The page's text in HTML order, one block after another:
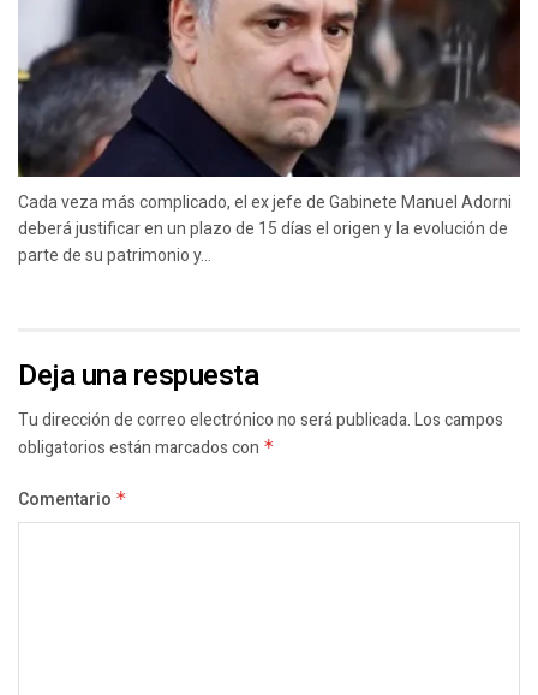
Cada veza más complicado, el ex jefe de Gabinete Manuel Adorni
deberá justificar en un plazo de 15 días el origen y la evolución de
parte de su patrimonio y...
Deja una respuesta
Tu dirección de correo electrónico no será publicada.Los campos
obligatorios están marcados con *
Comentario *